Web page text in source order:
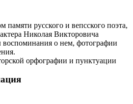
памяти русского и вепсского поэта,
Николая Викторовича
воспоминания о нем, фотографии
орфографии и пунктуации